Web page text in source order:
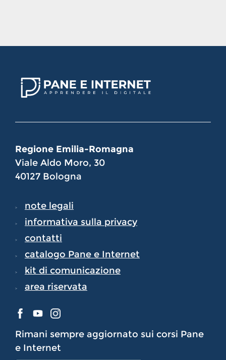
Regione Emilia-Romagna
Viale Aldo Moro, 30
40127 Bologna
note legali
informativa sulla privacy
contatti
catalogo Pane e Internet
kit di comunicazione
area riservata
Rimani sempre aggiornato sui corsi Pane
e Internet